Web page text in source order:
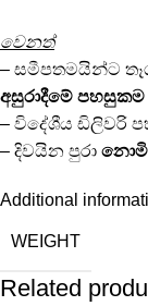
වෙනත්
– සමීපතමයින්ට
අසුරාදීමේ පහසුකම
– විදේශීය ඩිලිවරි
– දිවයින පුරා
Additional
WEIGHT
Related